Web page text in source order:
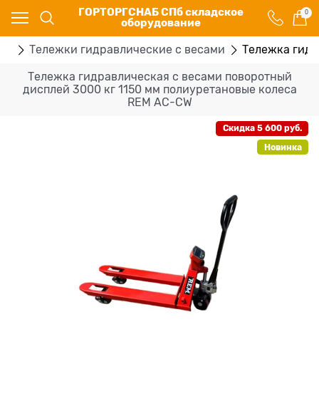
ГОРТОРГСНАБ СПб складское
оборудование
0
Тележки гидравлические с весами Тележка
Тележка гидравлическая с весами поворотный
дисплей 3000 кг 1150 мм полиуретановые колеса
REM AC-CW
Скидка 5 600 руб.
Новинка